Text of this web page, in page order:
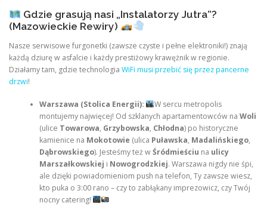
Gdzie grasują nasi „Instalatorzy Jutra”?
(Mazowieckie Rewiry)
Nasze serwisowe furgonetki (zawsze czyste i pełne elektroniki!) znają
każdą dziurę w asfalcie i każdy prestiżowy krawężnik w regionie.
Działamy tam, gdzie technologia WiFi musi przebić się przez pancerne
drzwi!
Warszawa (Stolica Energii):
W sercu metropolis
montujemy najwięcej! Od szklanych apartamentowców na Woli
(ulice Towarowa, Grzybowska, Chłodna) po historyczne
kamienice na Mokotowie (ulica Puławska, Madalińskiego,
Dąbrowskiego). Jesteśmy też wŚródmieściu na ulicy
Marszałkowskiej i Nowogrodzkiej. Warszawa nigdy nie śpi,
ale dzięki powiadomieniom push na telefon, Ty zawsze wiesz,
kto puka o 3:00 rano – czy to zabłąkany imprezowicz, czy Twój
nocny catering!